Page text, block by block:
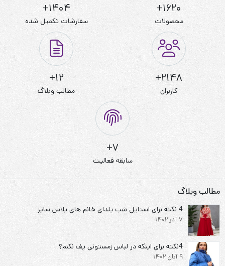
1620+
محصولات
1404+
سفارشات تکمیل شده
2148+
کاربران
12+
مطالب وبلاگ
7+
سابقه فعالیت
مطالب وبلاگ
4 نکته برای استایل شب یلدای خانم های پلاس سایز
7 آذر 1402
4نکته برای اینکه در لباس زمستونی پف نکنم؟
9 آبان 1402